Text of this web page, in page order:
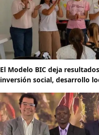
El Modelo BIC deja
inversión social, desarrollo